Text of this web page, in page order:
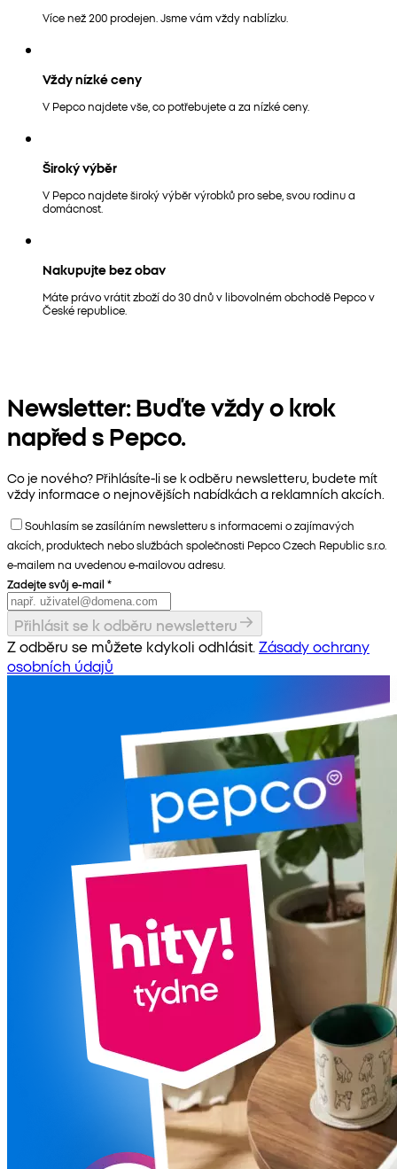
Více než 200 prodejen. Jsme vám vždy nablízku.
Vždy nízké ceny
V Pepco najdete vše, co potřebujete a za nízké ceny.
Široký výběr
V Pepco najdete široký výběr výrobků pro sebe, svou rodinu a
domácnost.
Nakupujte bez obav
Máte právo vrátit zboží do 30 dnů v libovolném obchodě Pepco v
České republice.
Newsletter: Buďte vždy o krok
napřed s Pepco.
Co je nového? Přihlásíte-li se k odběru newsletteru, budete mít
vždy informace o nejnovějších nabídkách a reklamních akcích.
Souhlasím se zasíláním newsletteru s informacemi o zajímavých
akcích, produktech nebo službách společnosti Pepco Czech Republic s.r.o.
e-mailem na uvedenou e-mailovou adresu.
Zadejte svůj e-mail *
Přihlásit se k odběru newsletteru
Z odběru se můžete kdykoli odhlásit. Zásady ochrany
osobních údajů